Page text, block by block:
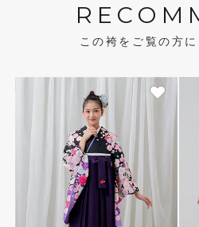
この袴をご覧の方